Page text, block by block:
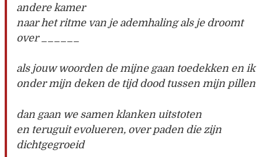
andere kamer
naar het ritme van je ademhaling als je droomt
over ______
als jouw woorden de mijne gaan toedekken en ik
onder mijn deken de tijd dood tussen mijn pillen
dan gaan we samen klanken uitstoten
en teruguit evolueren, over paden die zijn
dichtgegroeid